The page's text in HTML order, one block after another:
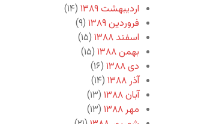
اردیبهشت ۱۳۸۹
(۱۴)
فروردین ۱۳۸۹
(۹)
اسفند ۱۳۸۸
(۱۵)
بهمن ۱۳۸۸
(۱۵)
دی ۱۳۸۸
(۱۶)
آذر ۱۳۸۸
(۱۴)
آبان ۱۳۸۸
(۱۳)
مهر ۱۳۸۸
(۱۳)